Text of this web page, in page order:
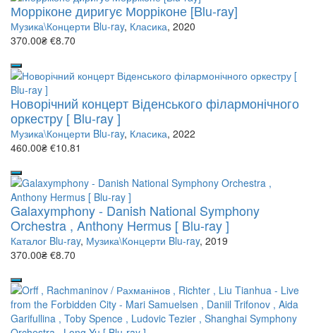
Морріконе диригує Морріконе [Blu-ray]
Музика\Концерти Blu-ray, Класика, 2020
370.00₴ €8.70
Новорічний концерт Віденського філармонічного
оркестру [ Blu-ray ]
Музика\Концерти Blu-ray, Класика, 2022
460.00₴ €10.81
Galaxymphony - Danish National Symphony
Orchestra , Anthony Hermus [ Blu-ray ]
Каталог Blu-ray, Музика\Концерти Blu-ray, 2019
370.00₴ €8.70